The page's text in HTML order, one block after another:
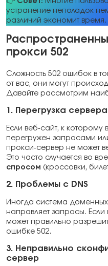
устранение неполадок
различий экономит время.
прокси 502
Сложность 502 ошибок в
от вас, они могут
Давайте рассмотрим
1. Перегрузка
Если веб-сайт, к которому
перегружен запросами
прокси-сервер не может
Это часто случается во
спросом (кроссовки,
2. Проблемы с DNS
Иногда система
направляет запросы.
может правильно
ошибке 502.
3. Неправильно
сервер